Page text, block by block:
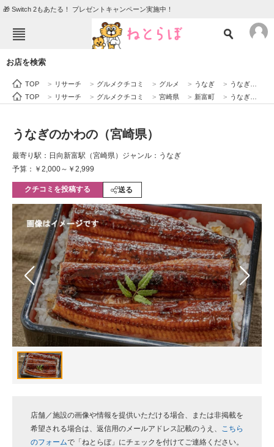
🎁 Switch 2もあたる！ プレゼントキャンペーン実施中！
エンタメ クイズ
住まい 教育・育児
動物
会員記事
メディア
注目記事を集めた総合ページ
ITの今と未来を見通す
スマホと通信の最新トレンド
進化するPCとデバイスの未来
好きが集まる 比べて選べる
ビジネスと働き方のヒント
企業ITのトレンドを詳説
お店を検索
TOP > リサーチ > グルメクチコミ > グルメ > うなぎ > うなぎのかわの（宮崎県）
TOP
> リサーチ > グルメクチコミ > 宮崎県 > 新富町 > うなぎのかわの（宮崎県）
うなぎのかわの（宮崎県）
最寄り駅：日向新富駅（宮崎県） ジャンル：うなぎ
予算：￥2,000～￥2,999
クチコミを投稿する 送る
店舗／施設の画像や情報を提供いただける場合、または非掲載を
希望される場合は、返信用のメールアドレス記載のうえ、
こちら
のフォームで「ねとらぼ」にチェックを付けてご連絡ください。